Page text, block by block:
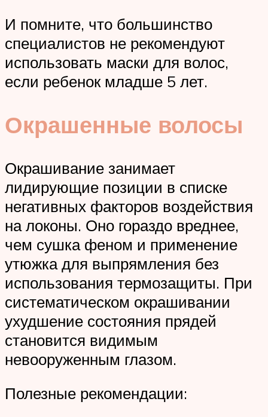
И помните, что большинство
специалистов не рекомендуют
использовать маски для волос,
если ребенок младше 5 лет.
Окрашенные волосы
Окрашивание занимает
лидирующие позиции в списке
негативных факторов воздействия
на локоны. Оно гораздо вреднее,
чем сушка феном и применение
утюжка для выпрямления без
использования термозащиты. При
систематическом окрашивании
ухудшение состояния прядей
становится видимым
невооруженным глазом.
Полезные рекомендации: